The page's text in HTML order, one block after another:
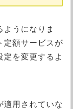
ようになりま
定額サービスが
を変更するよ
適用されていな